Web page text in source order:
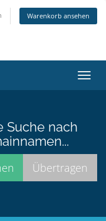
Warenkorb ansehen
ein-/
Suche nach